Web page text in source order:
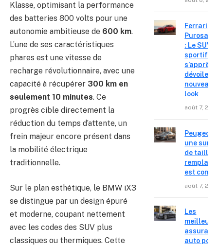
Klasse, optimisant la performance
des batteries 800 volts pour une
autonomie ambitieuse de 600 km.
L’une de ses caractéristiques
phares est une vitesse de
recharge révolutionnaire, avec une
capacité à récupérer 300 km en
seulement 10 minutes. Ce
progrès cible directement la
réduction du temps d’attente, un
frein majeur encore présent dans
la mobilité électrique
traditionnelle.
Sur le plan esthétique, le BMW iX3
se distingue par un design épuré
et moderne, coupant nettement
avec les codes des SUV plus
classiques ou thermiques. Cette
Ferrari
: Le SUV
sportif
s’apprête
dévoiler
nouveau
look
août 7,
Peugeot
une
de taille,
est
août 7,
Les
auto pour